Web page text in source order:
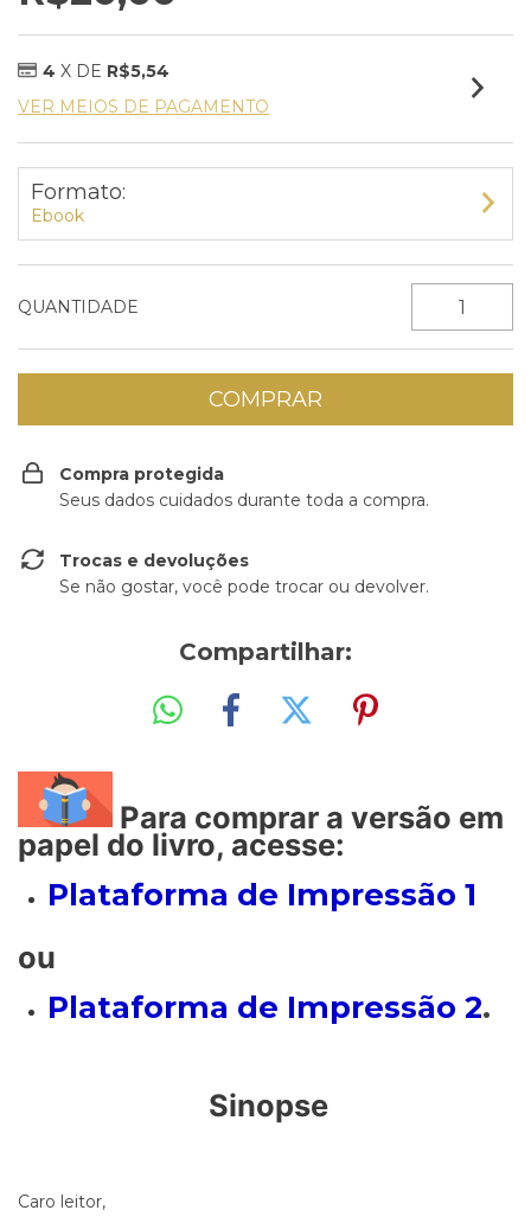
4 X DE R$5,54
VER MEIOS DE PAGAMENTO
Formato:
Ebook
QUANTIDADE
Compra protegida
Seus dados cuidados durante toda a compra.
Trocas e devoluções
Se não gostar, você pode trocar ou devolver.
Compartilhar:
Para comprar a versão em
papel do livro, acesse:
Plataforma de Impressão 1
ou
Plataforma de Impressão 2.
Sinopse
Caro leitor,